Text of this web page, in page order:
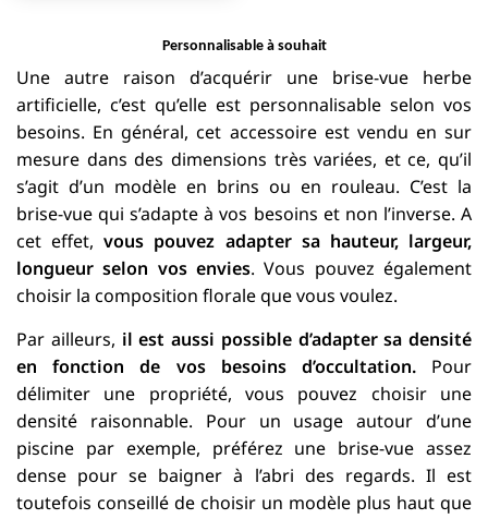
Personnalisable à souhait
Une autre raison d’acquérir une brise-vue herbe
artificielle, c’est qu’elle est personnalisable selon vos
besoins. En général, cet accessoire est vendu en sur
mesure dans des dimensions très variées, et ce, qu’il
s’agit d’un modèle en brins ou en rouleau. C’est la
brise-vue qui s’adapte à vos besoins et non l’inverse. A
cet effet,vous pouvez adapter sa hauteur, largeur,
longueur selon vos envies. Vous pouvez également
choisir la composition florale que vous voulez.
Par ailleurs, il est aussi possible d’adapter sa densité
en fonction de vos besoins d’occultation.Pour
délimiter une propriété, vous pouvez choisir une
densité raisonnable. Pour un usage autour d’une
piscine par exemple, préférez une brise-vue assez
dense pour se baigner à l’abri des regards. Il est
toutefois conseillé de choisir un modèle plus haut que